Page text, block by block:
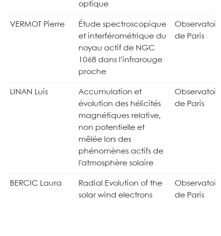
optique
VERMOT Pierre
Étude spectroscopique
et interférométrique du
noyau actif de NGC
1068 dans l’infrarouge
proche
de Paris
LINAN Luis
Accumulation et
évolution des hélicités
magnétiques relative,
non potentielle et
mêlée lors des
phénomènes actifs de
l’atmosphère solaire
de Paris
BERCIC Laura
Radial Evolution of the
solar wind electrons
de Paris